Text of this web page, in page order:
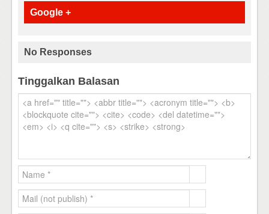
Google +
No Responses
Tinggalkan Balasan